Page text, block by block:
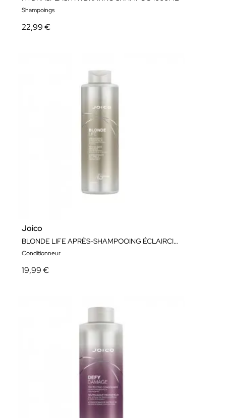
Shampoings
22,99 €
Joico
BLONDE LIFE APRÈS-SHAMPOOING ÉCLAIRCISSANT 1000ML
Conditionneur
19,99 €